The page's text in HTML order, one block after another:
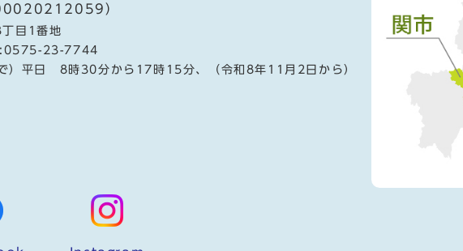
）
目1番地
:0575-23-7744
）平日 8時30分から17時15分、（令和8年11月2日から）